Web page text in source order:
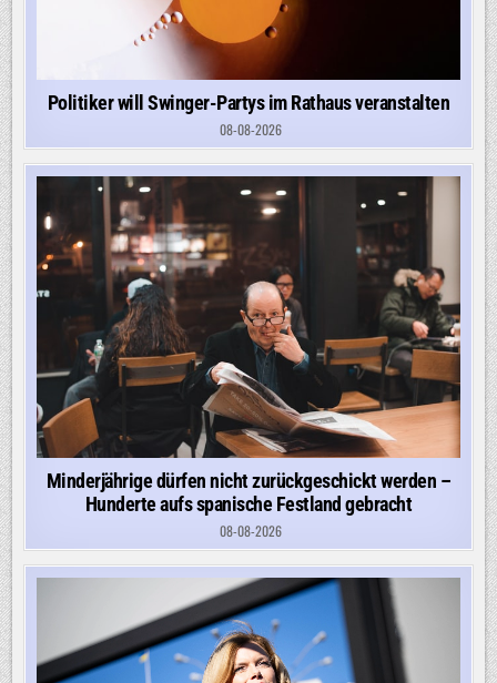
Politiker will Swinger-Partys im Rathaus veranstalten
08-08-2026
Minderjährige dürfen nicht zurückgeschickt werden –
Hunderte aufs spanische Festland gebracht
08-08-2026